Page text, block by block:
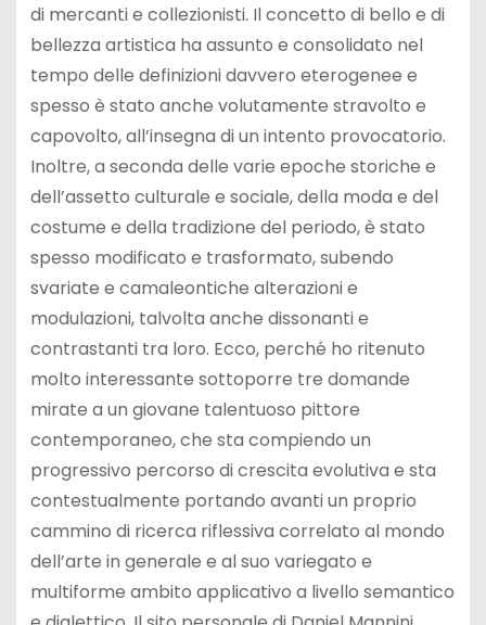
di mercanti e collezionisti. Il concetto di bello e di
bellezza artistica ha assunto e consolidato nel
tempo delle definizioni davvero eterogenee e
spesso è stato anche volutamente stravolto e
capovolto, all’insegna di un intento provocatorio.
Inoltre, a seconda delle varie epoche storiche e
dell’assetto culturale e sociale, della moda e del
costume e della tradizione del periodo, è stato
spesso modificato e trasformato, subendo
svariate e camaleontiche alterazioni e
modulazioni, talvolta anche dissonanti e
contrastanti tra loro. Ecco, perché ho ritenuto
molto interessante sottoporre tre domande
mirate a un giovane talentuoso pittore
contemporaneo, che sta compiendo un
progressivo percorso di crescita evolutiva e sta
contestualmente portando avanti un proprio
cammino di ricerca riflessiva correlato al mondo
dell’arte in generale e al suo variegato e
multiforme ambito applicativo a livello semantico